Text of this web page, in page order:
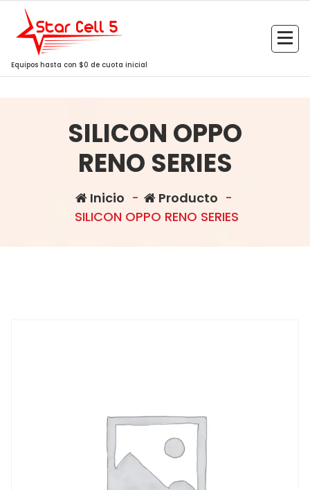
Saltar
contenido
Equipos hasta con $0 de cuota inicial
SILICON OPPO
RENO SERIES
Inicio - Producto -
SILICON OPPO RENO SERIES